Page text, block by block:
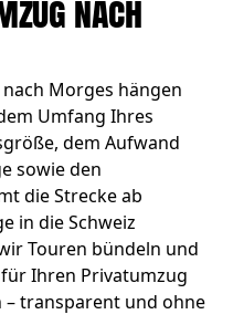
nach
nach Morges hängen
Umfang Ihres
dem Aufwand
sowie den
die Strecke ab
in die Schweiz
Touren bündeln und
Ihren Privatumzug
– transparent und ohne